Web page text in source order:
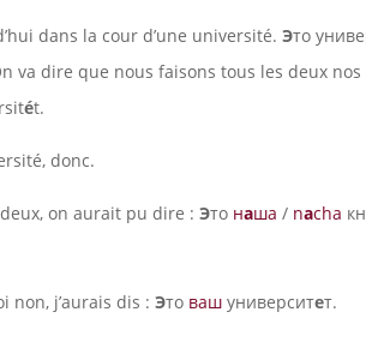
dans la cour d’une université. Это
va dire que nous faisons tous les deux
ét.
donc.
on aurait pu dire : Это наша / nacha кн
non, j’aurais dis : Это ваш университет.